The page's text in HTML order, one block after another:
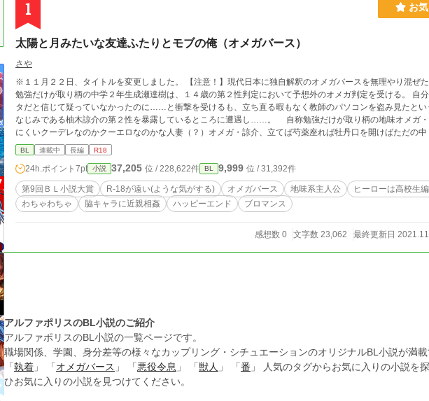
1 お
太陽と月みたいな友達ふたりとモブの俺（オメガバース）
さや
※１１月２２日、タイトルを変更しました。 【注意！】現代日本に独自解釈のオメガバースを無理やり混ぜた感じになってます。
勉強だけが取り柄の中学２年生成瀬達樹は、１４歳の第２性判定において予想外のオメガ判定を受ける。 自
タだと信じて疑っていなかったのに……と衝撃を受けるも、立ち直る暇もなく教師のパソコンを盗み見たとい
なじみである柚木諒介の第２性を暴露しているところに遭遇し……。 自称勉強だけが取り柄の地味オメガ・
にくいクーデレなのかクーエロなのかな人妻（？）オメガ・諒介、立てば芍薬座れば牡丹口を開けばただの
美人系残念オメガ・佐々岡光。 ３人で過ごすツッコミ不在（※物理にあらず）な友情と恋の物語。 ・胸糞あり・下品ありです。ご
注意ください。 ・不定期更新です。
BL 連載中 長編 R18
24h.ポイント 7pt 小説 37,205 位 / 228,622件 BL 9,999 位 / 31,392件
第9回ＢＬ小説大賞 R-18が遠い(ような気がする) オメガバース 地味系主人公 ヒーローは高校生
わちゃわちゃ
脇キャラに近親相姦 ハッピーエンド ブロマンス
感想数 0 文字数 23,062 最終更新日
アルファポリスのBL小説のご紹介
アルファポリスのBL小説の一覧ページです。
職場関係、学園、身分差等の様々なカップリング・シチュエーションのオリジナルBL小説が満載
「 執着 」 「 オメガバース 」 「 悪役令息 」 「 獣人 」 「 番 」 人気のタグからお気に入りの小説を
ひお気に入りの小説を見つけてください。